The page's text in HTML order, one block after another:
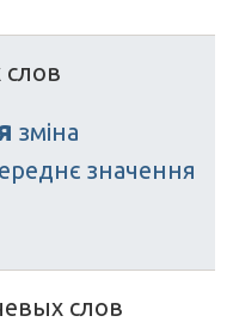
зміна
значення
слов